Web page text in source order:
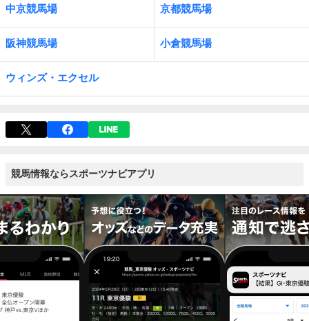
中京競馬場 京都競馬場
阪神競馬場 小倉競馬場
ウィンズ・エクセル
競馬情報ならスポーツナビアプリ